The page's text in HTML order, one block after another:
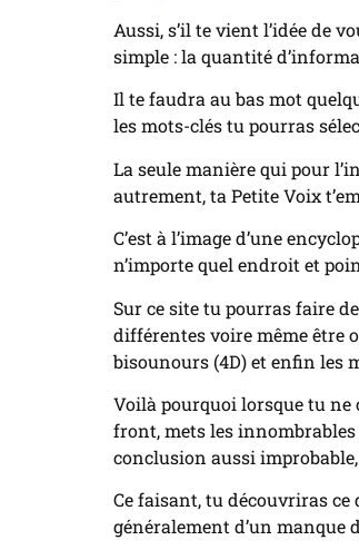
Aussi, s’il te vient l’idée de
simple : la quantité
Il te faudra au bas mot
les mots-clés tu pourras
La seule manière qui pour
autrement, ta Petite Voix
C’est à l’image d’une
n’importe quel endroit et
Sur ce site tu pourras faire
différentes voire même être
bisounours (4D) et enfin les
Voilà pourquoi lorsque tu ne
front, mets les innombrables
conclusion aussi
Ce faisant, tu découvriras
généralement d’un manque